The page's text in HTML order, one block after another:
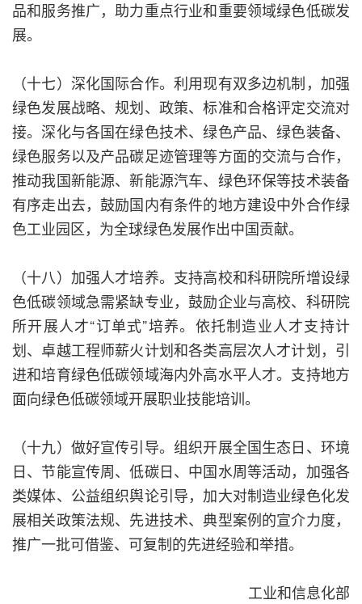
品和服务推广，助力重点行业和重要领域绿色低碳发
展。
（十七）深化国际合作。利用现有双多边机制，加强
绿色发展战略、规划、政策、标准和合格评定交流对
接。深化与各国在绿色技术、绿色产品、绿色装备、
绿色服务以及产品碳足迹管理等方面的交流与合作，
推动我国新能源、新能源汽车、绿色环保等技术装备
有序走出去，鼓励国内有条件的地方建设中外合作绿
色工业园区，为全球绿色发展作出中国贡献。
（十八）加强人才培养。支持高校和科研院所增设绿
色低碳领域急需紧缺专业，鼓励企业与高校、科研院
所开展人才“订单式”培养。依托制造业人才支持计
划、卓越工程师薪火计划和各类高层次人才计划，引
进和培育绿色低碳领域海内外高水平人才。支持地方
面向绿色低碳领域开展职业技能培训。
（十九）做好宣传引导。组织开展全国生态日、环境
日、节能宣传周、低碳日、中国水周等活动，加强各
类媒体、公益组织舆论引导，加大对制造业绿色化发
展相关政策法规、先进技术、典型案例的宣介力度，
推广一批可借鉴、可复制的先进经验和举措。
工业和信息化部